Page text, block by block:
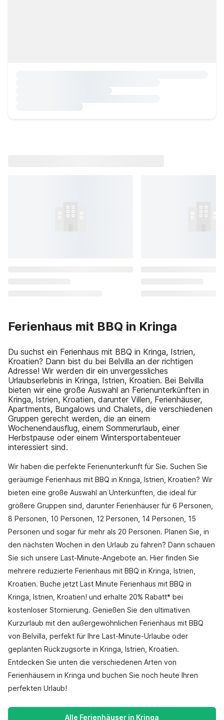
Ferienhaus mit BBQ in Kringa
Du suchst ein Ferienhaus mit BBQ in Kringa, Istrien,
Kroatien? Dann bist du bei Belvilla an der richtigen
Adresse! Wir werden dir ein unvergessliches
Urlaubserlebnis in Kringa, Istrien, Kroatien. Bei Belvilla
bieten wir eine große Auswahl an Ferienunterkünften in
Kringa, Istrien, Kroatien, darunter Villen, Ferienhäuser,
Apartments, Bungalows und Chalets, die verschiedenen
Gruppen gerecht werden, die an einem
Wochenendausflug, einem Sommerurlaub, einer
Herbstpause oder einem Wintersportabenteuer
interessiert sind.
Wir haben die perfekte Ferienunterkunft für Sie. Suchen Sie
geräumige Ferienhaus mit BBQ in Kringa, Istrien, Kroatien? Wir
bieten eine große Auswahl an Unterkünften, die ideal für
größere Gruppen sind, darunter Ferienhäuser für 6 Personen,
8 Personen, 10 Personen, 12 Personen, 14 Personen, 15
Personen und sogar für mehr als 20 Personen. Planen Sie, in
den nächsten Wochen in den Urlaub zu fahren? Dann schauen
Sie sich unsere Last-Minute-Angebote an. Hier finden Sie
mehrere reduzierte Ferienhaus mit BBQ in Kringa, Istrien,
Kroatien. Buche jetzt Last Minute Ferienhaus mit BBQ in
Kringa, Istrien, Kroatien! und erhalte 20% Rabatt* bei
kostenloser Stornierung. Genießen Sie den ultimativen
Kurzurlaub mit den außergewöhnlichen Ferienhaus mit BBQ
von Belvilla, perfekt für Ihre Last-Minute-Urlaube oder
geplanten Rückzugsorte in Kringa, Istrien, Kroatien.
Entdecken Sie unten die verschiedenen Arten von
Ferienhäusern in Kringa und buchen Sie noch heute Ihren
perfekten Urlaub!
Alle Ferienhäuser in Kringa